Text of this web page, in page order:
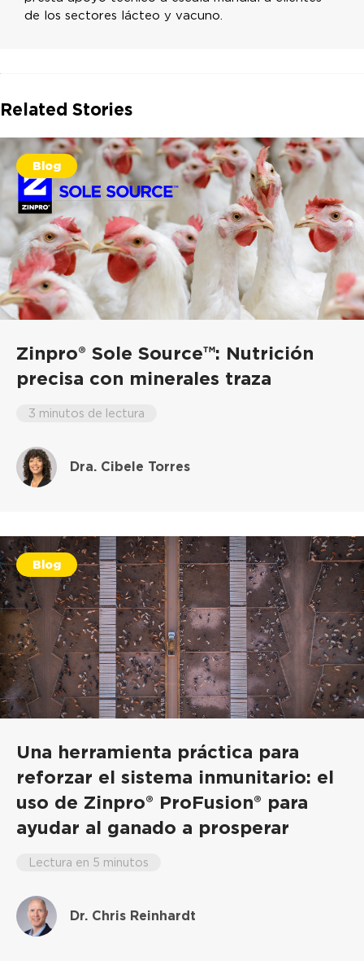
de los sectores lácteo y vacuno.
Related Stories
Blog
Zinpro® Sole Source™: Nutrición
precisa con minerales traza
3 minutos de lectura
Dra. Cibele Torres
Blog
Una herramienta práctica para
reforzar el sistema inmunitario: el
uso de Zinpro® ProFusion® para
ayudar al ganado a prosperar
Lectura en 5 minutos
Dr. Chris Reinhardt